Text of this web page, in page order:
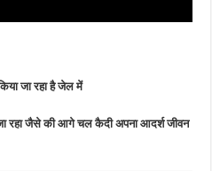
जा रहा है जेल में
रहा जैसे की आगे चल कैदी अपना आदर्श जीवन